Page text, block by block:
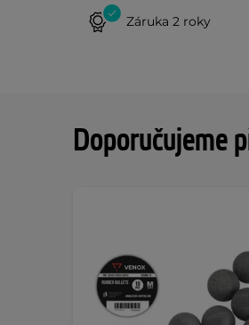
Záruka 2 roky
Doporučujeme